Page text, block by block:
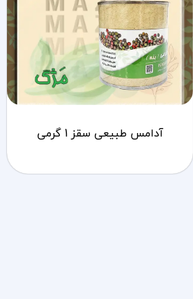
آدامس طبیعی سقز 1 گرمی